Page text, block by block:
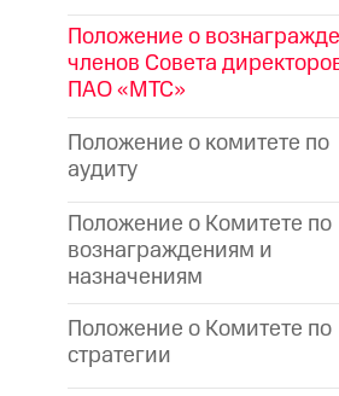
Положение о
членов Совета
ПАО «МТС»
Положение о комитете по
аудиту
Положение о Комитете по
вознаграждениям и
назначениям
Положение о Комитете по
стратегии